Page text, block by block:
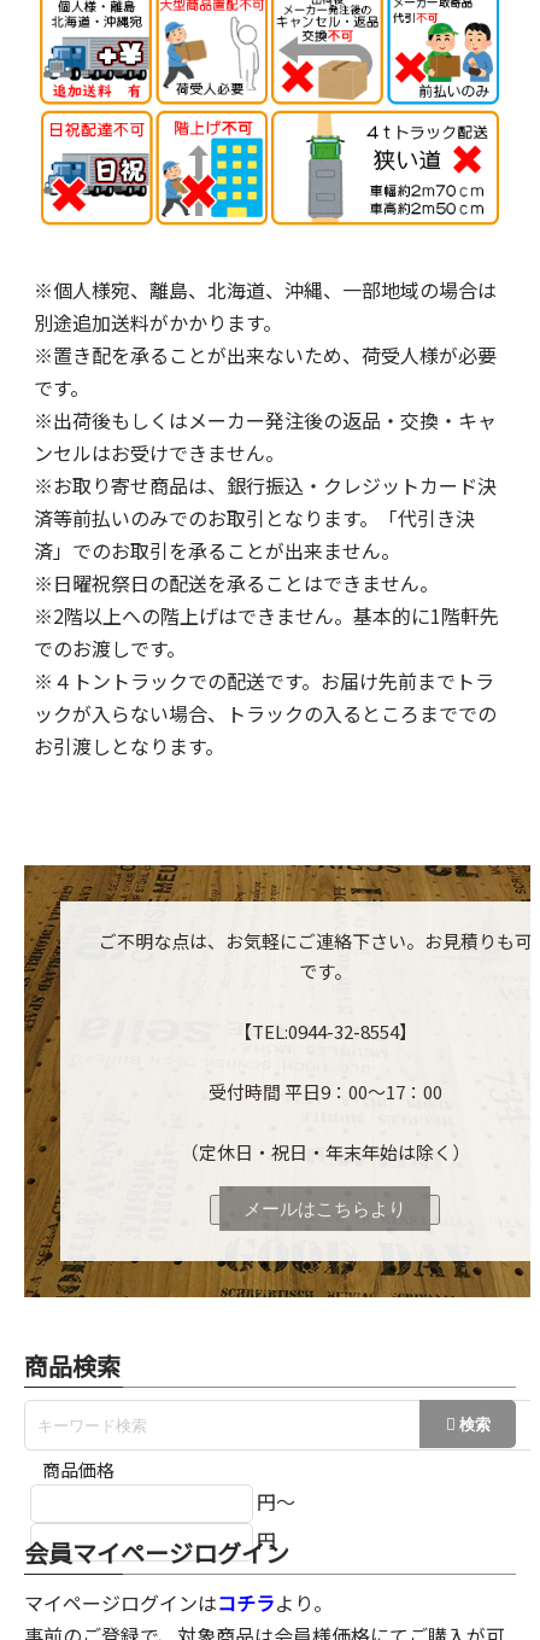
※個人様宛、離島、北海道、沖縄、一部地域の場合は
別途追加送料がかかります。
※置き配を承ることが出来ないため、荷受人様が必要
です。
※出荷後もしくはメーカー発注後の返品・交換・キャ
ンセルはお受けできません。
※お取り寄せ商品は、銀行振込・クレジットカード決
済等前払いのみでのお取引となります。「代引き決
済」でのお取引を承ることが出来ません。
※日曜祝祭日の配送を承ることはできません。
※2階以上への階上げはできません。基本的に1階軒先
でのお渡しです。
※４トントラックでの配送です。お届け先前までトラ
ックが入らない場合、トラックの入るところまででの
お引渡しとなります。
ご不明な点は、お気軽にご連絡下さい。お見積りも可
です。
【TEL:0944-32-8554】
受付時間 平日9：00～17：00
（定休日・祝日・年末年始は除く）
メールはこちらより
商品検索
商品価格
円～
円
会員マイページログイン
マイページログインはコチラより。